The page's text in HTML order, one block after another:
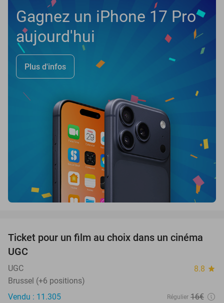
Gagnez un iPhone 17 Pro
aujourd'hui
Plus d'infos
38%
Ticket pour un film au choix dans un cinéma
UGC
UGC 8.8 star
Brussel (+6 positions)
Vendu : 11.305
Régulier 16€